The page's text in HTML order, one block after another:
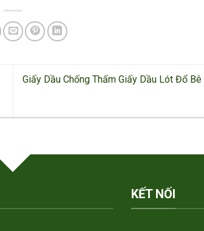
Giấy Dầu Chống Thấm Giấy Dầu Lót Đổ
KẾT NỐI